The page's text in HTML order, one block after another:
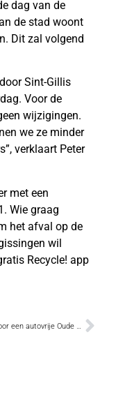
dag van de
de stad woont
Dit zal volgend
Sint-Gillis
Voor de
wijzigingen.
we ze minder
verklaart Peter
met een
Wie graag
het afval op de
wil
Recycle! app
Sp.a pleit voor een autovrije Oude Vest